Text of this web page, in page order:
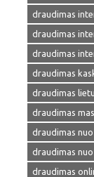
draudimas
draudimas
draudimas
draudimas
draudimas
draudimas
draudimas
draudimas
draudimas